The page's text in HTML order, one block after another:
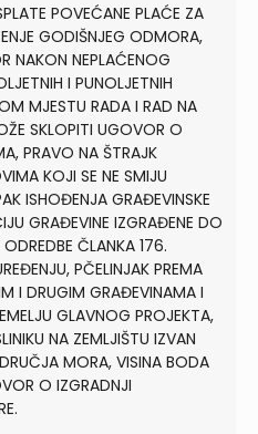
POVEĆANE PLAĆE ZA
GODIŠNJEG ODMORA,
NAKON NEPLAĆENOG
I PUNOLJETNIH
MJESTU RADA I RAD NA
SKLOPITI UGOVOR O
PRAVO NA ŠTRAJK
KOJI SE NE SMIJU
ISHOĐENJA GRAĐEVINSKE
GRAĐEVINE IZGRAĐENE DO
ČLANKA 176.
PČELINJAK PREMA
I DRUGIM GRAĐEVINAMA I
GLAVNOG PROJEKTA,
NA ZEMLJIŠTU IZVAN
MORA, VISINA BODA
O IZGRADNJI